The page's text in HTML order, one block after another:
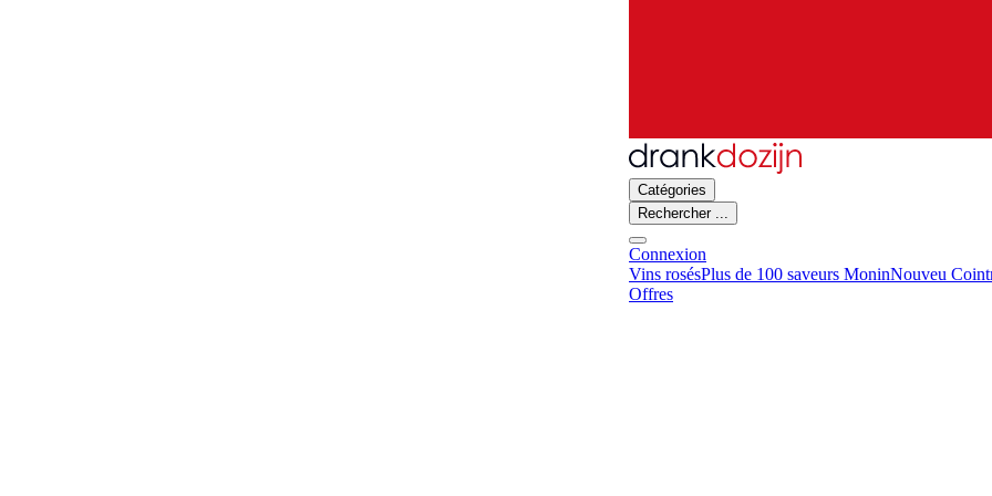
Catégories
Rechercher ...
Connexion
Vins rosésPlus de 100 saveurs MoninNouveu
Offres